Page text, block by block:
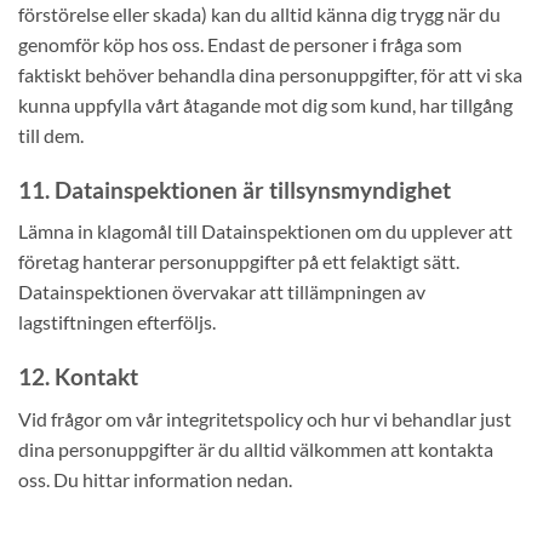
förstörelse eller skada) kan du alltid känna dig trygg när du
genomför köp hos oss. Endast de personer i fråga som
faktiskt behöver behandla dina personuppgifter, för att vi ska
kunna uppfylla vårt åtagande mot dig som kund, har tillgång
till dem.
11. Datainspektionen är tillsynsmyndighet
Lämna in klagomål till Datainspektionen om du upplever att
företag hanterar personuppgifter på ett felaktigt sätt.
Datainspektionen övervakar att tillämpningen av
lagstiftningen efterföljs.
12. Kontakt
Vid frågor om vår integritetspolicy och hur vi behandlar just
dina personuppgifter är du alltid välkommen att kontakta
oss. Du hittar information nedan.